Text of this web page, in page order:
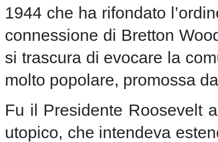
1944 che ha rifondato
connessione di Bretton
si trascura di evocare la
molto popolare, promossa
Fu il Presidente Roosevelt
utopico, che intendeva